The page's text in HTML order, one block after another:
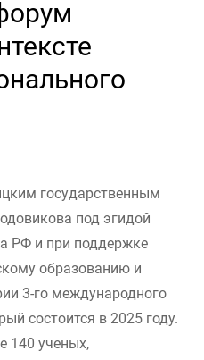
государственным
под эгидой
РФ и при поддержке
образованию и
3-го международного
состоится в 2025 году.
140 ученых,